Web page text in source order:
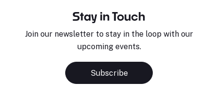
Stay in Touch
Join our newsletter to stay in the loop with our
upcoming events.
Subscribe